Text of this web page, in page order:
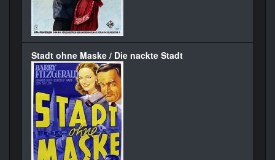
Stadt ohne Maske / Die nackte Stadt